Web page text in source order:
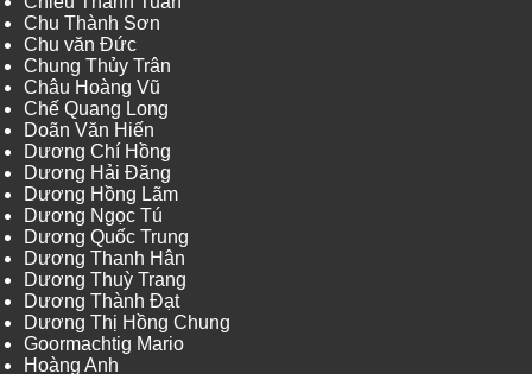
Chu Thành Sơn
Chu văn Đức
Chung Thủy Trân
Châu Hoàng Vũ
Chế Quang Long
Doãn Văn Hiến
Dương Chí Hồng
Dương Hải Đăng
Dương Hồng Lãm
Dương Ngọc Tú
Dương Quốc Trung
Dương Thanh Hân
Dương Thuỳ Trang
Dương Thành Đạt
Dương Thị Hồng Chung
Goormachtig Mario
Hoàng Anh